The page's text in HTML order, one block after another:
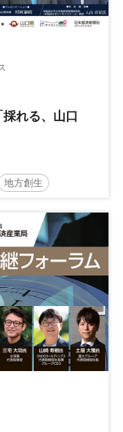
れる、山口
地方創生